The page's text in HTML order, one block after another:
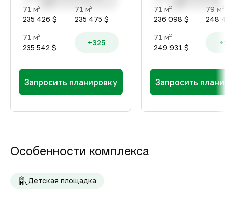
71 м2
235 426 $
71 м2
235 475 $
71 м2
235 542 $
+325
Запросить планировку
71 м2
236 098 $
79 м2
248
71 м2
249 931 $
Запросить
Особенности комплекса
Детская площадка